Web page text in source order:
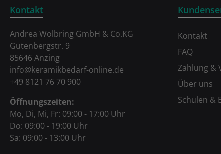
Kontakt
FAQ
Zahlung &
Über uns
Schulen &
Kontakt
Andrea Wolbring GmbH & Co.KG
Gutenbergstr. 9
85646 Anzing
info@keramikbedarf-online.de
+49 8121 76 70 900
Öffnungszeiten:
Mo, Di, Mi, Fr: 09:00 - 17:00 Uhr
Do: 09:00 - 19:00 Uhr
Sa: 09:00 - 13:00 Uhr